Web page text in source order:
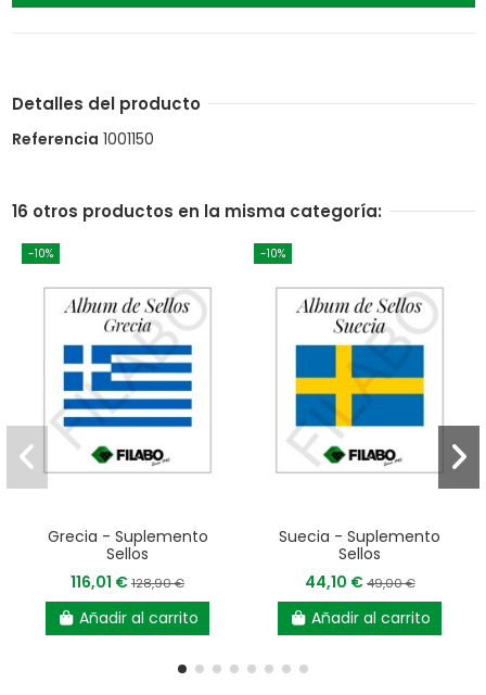
Detalles del producto
Referencia 1001150
16 otros productos en la misma categoría:
-10%
Grecia - Suplemento
Sellos
116,01 €128,90 €
Añadir al carrito
-10%
Suecia - Suplemento
Sellos
44,10 €49,00 €
Añadir al carrito